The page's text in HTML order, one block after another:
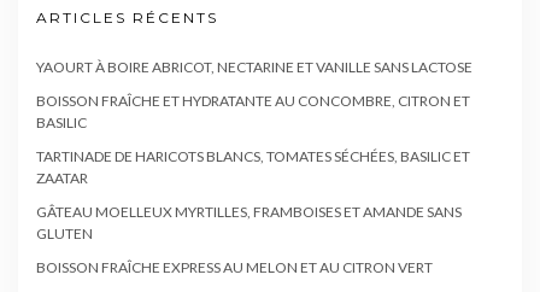
ARTICLES RÉCENTS
YAOURT À BOIRE ABRICOT, NECTARINE ET VANILLE SANS LACTOSE
BOISSON FRAÎCHE ET HYDRATANTE AU CONCOMBRE, CITRON ET
BASILIC
TARTINADE DE HARICOTS BLANCS, TOMATES SÉCHÉES, BASILIC ET
ZAATAR
GÂTEAU MOELLEUX MYRTILLES, FRAMBOISES ET AMANDE SANS
GLUTEN
BOISSON FRAÎCHE EXPRESS AU MELON ET AU CITRON VERT